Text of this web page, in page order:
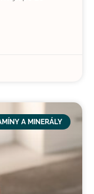
A MINERÁLY